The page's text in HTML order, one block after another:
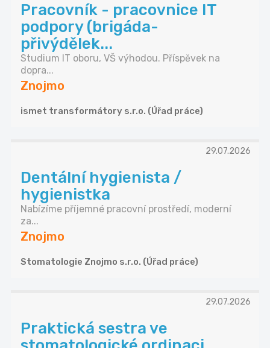
Pracovník - pracovnice IT
podpory (brigáda-
přivýdělek...
Studium IT oboru, VŠ výhodou. Příspěvek na
dopra...
Znojmo
ismet transformátory s.r.o. (Úřad práce)
29.07.2026
Dentální hygienista /
hygienistka
Nabízíme příjemné pracovní prostředí, moderní
za...
Znojmo
Stomatologie Znojmo s.r.o. (Úřad práce)
29.07.2026
Praktická sestra ve